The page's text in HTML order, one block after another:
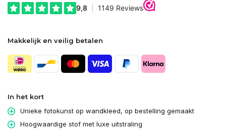
Makkelijk en veilig betalen
In het kort
Unieke fotokunst op wandkleed, op bestelling gemaakt
Hoogwaardige stof met luxe uitstraling